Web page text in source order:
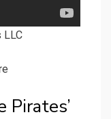
LLC
Pirates’